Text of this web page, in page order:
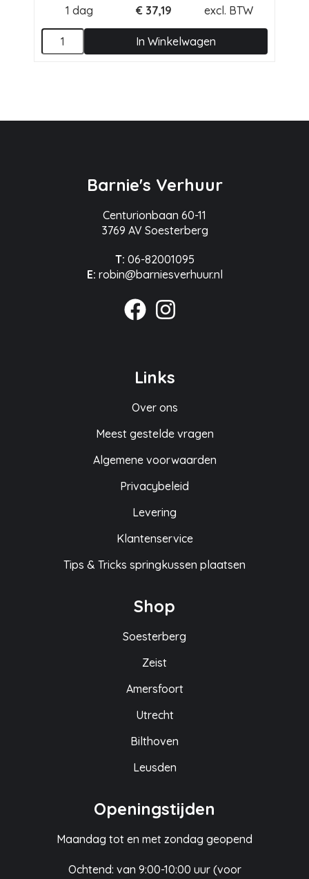
1 dag
€ 37,19 excl. BTW
In Winkelwagen
Barnie's Verhuur
Centurionbaan 60-11
3769 AV Soesterberg
T: 06-82001095
E: robin@barniesverhuur.nl
Links
Over ons
Meest gestelde vragen
Algemene voorwaarden
Privacybeleid
Levering
Klantenservice
Tips & Tricks springkussen plaatsen
Shop
Soesterberg
Zeist
Amersfoort
Utrecht
Bilthoven
Leusden
Openingstijden
Maandag tot en met zondag geopend
Ochtend: van 9:00-10:00 uur (voor